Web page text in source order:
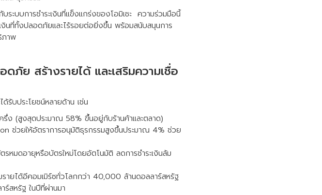
ระบบการชำระเงินที่แข็งแกร่งของโอมิเซะ ความร่วมมือนี้
งินที่ทั้งปลอดภัยและไร้รอยต่อยิ่งขึ้น พร้อมสนับสนุนการ
ภาพ
ภัย สร้างรายได้ และเสริมความเชื่อ
รับประโยชน์หลายด้าน เช่น
ง (สูงสุดประมาณ 58% ขึ้นอยู่กับร้านค้าและตลาด)
ช่วยให้อัตราการอนุมัติธุรกรรมสูงขึ้นประมาณ 4% ช่วย
รหมดอายุหรือบัตรใหม่โดยอัตโนมัติ ลดการชำระเงินล้ม
ายได้อีคอมเมิร์ซทั่วโลกกว่า 40,000 ล้านดอลลาร์สหรัฐ
สหรัฐ ในปีที่ผ่านมา